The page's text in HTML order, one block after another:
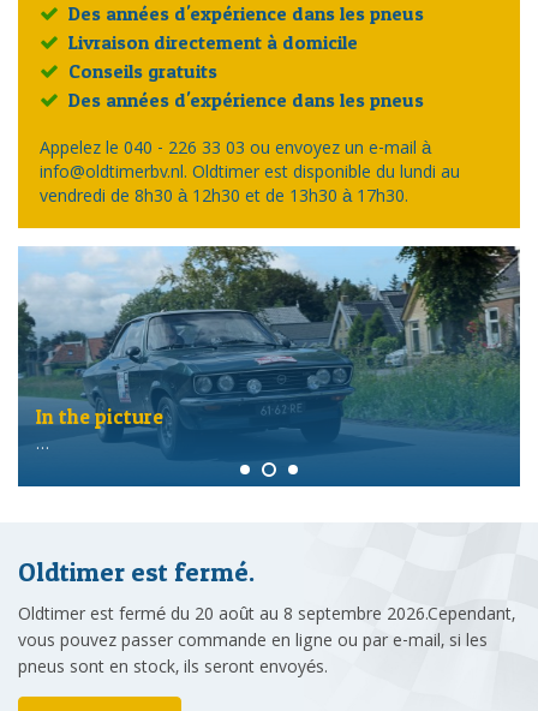
Des années d'expérience dans les pneus
Livraison directement à domicile
Conseils gratuits
Des années d'expérience dans les pneus
Appelez le 040 - 226 33 03 ou envoyez un e-mail à
info@oldtimerbv.nl. Oldtimer est disponible du lundi au
vendredi de 8h30 à 12h30 et de 13h30 à 17h30.
In the picture
…
Oldtimer est fermé.
Oldtimer est fermé du 20 août au 8 septembre 2026.Cependant,
vous pouvez passer commande en ligne ou par e-mail, si les
pneus sont en stock, ils seront envoyés.